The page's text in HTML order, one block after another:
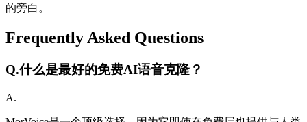
的旁白。
Frequently Asked Questions
Q.什么是最好的免费AI语音克隆？
A.